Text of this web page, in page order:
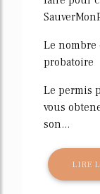
Le
probatoire
Le permis
vous
son...
LIRE